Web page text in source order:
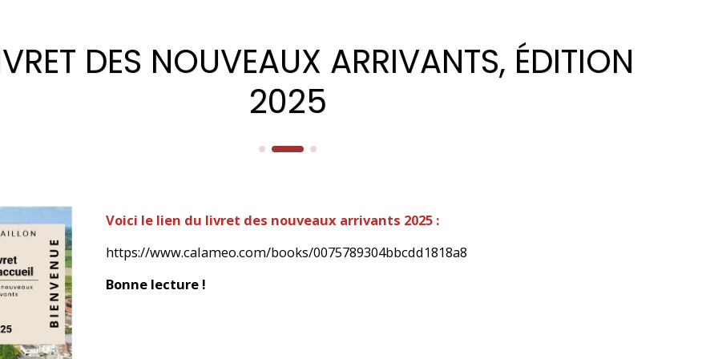
DES NOUVEAUX ARRIVANTS, ÉDITION
2025
Voici le lien du livret des nouveaux arrivants 2025 :
https://www.calameo.com/books/0075789304bbcdd1818a8
Bonne lecture !